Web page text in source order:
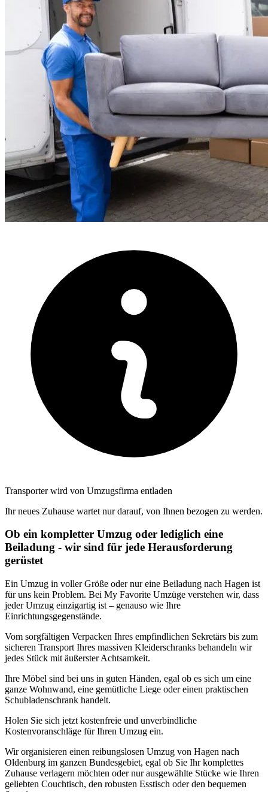
Transporter wird von Umzugsfirma entladen
Ihr neues Zuhause wartet nur darauf, von Ihnen bezogen zu werden.
Ob ein kompletter Umzug oder lediglich eine
Beiladung - wir sind für jede Herausforderung
gerüstet
Ein Umzug in voller Größe oder nur eine Beiladung nach Hagen ist
für uns kein Problem. Bei My Favorite Umzüge verstehen wir, dass
jeder Umzug einzigartig ist – genauso wie Ihre
Einrichtungsgegenstände.
Vom sorgfältigen Verpacken Ihres empfindlichen Sekretärs bis zum
sicheren Transport Ihres massiven Kleiderschranks behandeln wir
jedes Stück mit äußerster Achtsamkeit.
Ihre Möbel sind bei uns in guten Händen, egal ob es sich um eine
ganze Wohnwand, eine gemütliche Liege oder einen praktischen
Schubladenschrank handelt.
Holen Sie sich jetzt kostenfreie und unverbindliche
Kostenvoranschläge für Ihren Umzug ein.
Wir organisieren einen reibungslosen Umzug von Hagen nach
Oldenburg im ganzen Bundesgebiet, egal ob Sie Ihr komplettes
Zuhause verlagern möchten oder nur ausgewählte Stücke wie Ihren
geliebten Couchtisch, den robusten Esstisch oder den bequemen